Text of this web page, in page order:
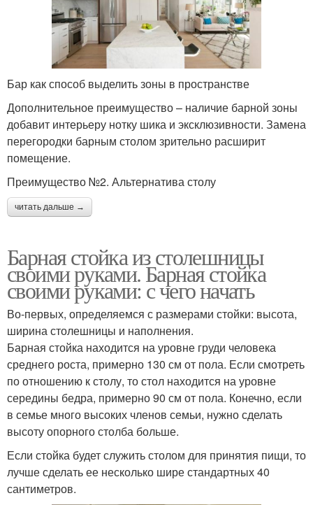
Бар как способ выделить зоны в пространстве
Дополнительное преимущество – наличие барной зоны
добавит интерьеру нотку шика и эксклюзивности. Замена
перегородки барным столом зрительно расширит
помещение.
Преимущество №2. Альтернатива столу
читать дальше →
Барная стойка из столешницы
своими руками. Барная стойка
своими руками: с чего начать
Во-первых, определяемся с размерами стойки: высота,
ширина столешницы и наполнения.
Барная стойка находится на уровне груди человека
среднего роста, примерно 130 см от пола. Если смотреть
по отношению к столу, то стол находится на уровне
середины бедра, примерно 90 см от пола. Конечно, если
в семье много высоких членов семьи, нужно сделать
высоту опорного столба больше.
Если стойка будет служить столом для принятия пищи, то
лучше сделать ее несколько шире стандартных 40
сантиметров.